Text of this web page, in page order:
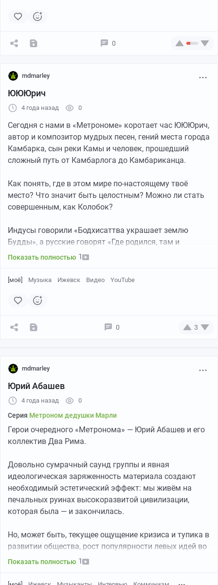
удмуртский гений.
Андрей Овечкин / Иллюминарий, нашедший в
пути и своём восприятии мира.
YouTube●24:21
0
mdmarley
ЮЮЮрич
4 года назад 0
Сегодня с нами в «Метрономе» коротает час ЮЮЮрич,
автор и композитор мудрых песен, гений места города
Камбарка, сын реки Камы и человек, прошедший
сложный путь от Камбарлога до Камбариканца.
Как понять, где в этом мире по-настоящему твоё
место? Что значит быть целостным? Можно ли стать
совершенным, как Колобок?
Индусы говорили «Бодхисаттва украшает землю
Будды», а русские говорят «Где родился, там и
пригодился». Звучит, как разные вещи, а на самом
ЮЮЮричу.
Слушайте ЮЮЮрича! Хоть человек родился и вырос не
абсолютно искренняя, и, как всё искреннее, украшает
Показать полностью 1
[моё] Музыка Ижевск Видео YouTube
0 3
mdmarley
Юрий Абашев
4 года назад 0
Серия Метроном дедушки Марли
Герои очередного «Метронома» — Юрий Абашев и его
коллектив Два Рима.
Довольно сумрачный саунд группы и явная
идеологическая заряженность материала создают
необходимый эстетический эффект: мы живём на
печальных руинах высокоразвитой цивилизации,
которая была — и закончилась.
Но, может быть, текущее ощущение кризиса и тупика в
развитии общества, рост популярности левых идей во
всем мире сообщают нам о том, что скоро придёт
Показать полностью 1